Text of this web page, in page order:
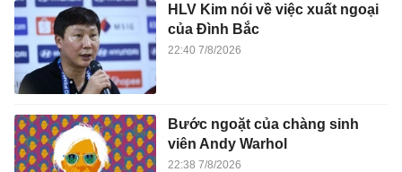
HLV Kim nói về việc xuất ngoại
của Đình Bắc
22:40 7/8/2026
Bước ngoặt của chàng sinh
viên Andy Warhol
22:38 7/8/2026